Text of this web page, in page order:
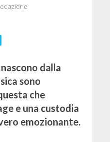
dalla
sono
che
e una custodia
emozionante.